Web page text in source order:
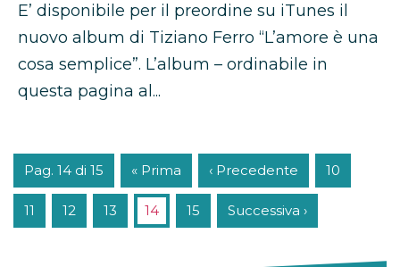
E’ disponibile per il preordine su iTunes il
nuovo album di Tiziano Ferro “L’amore è una
cosa semplice”. L’album – ordinabile in
questa pagina al...
Pag. 14 di 15 « Prima ‹ Precedente 10
11 12 13 14 15 Successiva ›